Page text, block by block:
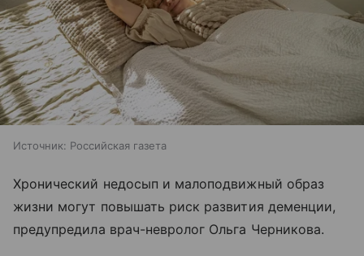
Источник: Российская газета
Хронический недосып и малоподвижный образ
жизни могут повышать риск развития деменции,
предупредила врач-невролог Ольга Черникова.